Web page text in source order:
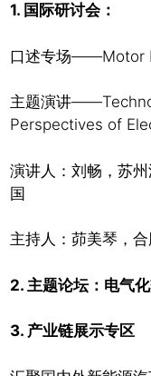
1. 国际研讨会：
口述专场——Motor
主题演讲
Perspectives of
演讲人：刘畅，苏
国
主持人：茆美琴，
2. 主题论坛：电气
3. 产业链展示专区